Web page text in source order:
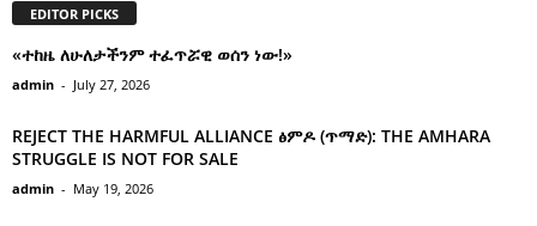
EDITOR PICKS
«ተከዜ ለሁለታችንም ተፈጥሯዊ ወሰን ነው!»
admin - July 27, 2026
REJECT THE HARMFUL ALLIANCE ፅምዶ (ጥማድ): THE AMHARA
STRUGGLE IS NOT FOR SALE
admin - May 19, 2026